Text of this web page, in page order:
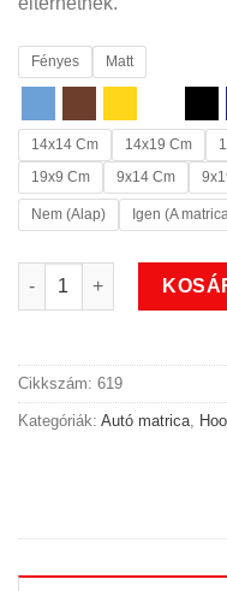
Fényes Matt
14x14 Cm 14x19 Cm
19x9 Cm
9x14 Cm
Nem (Alap) Igen (A
Hoonigan autó matrica
Cikkszám: 619
Kategóriák: Autó matrica